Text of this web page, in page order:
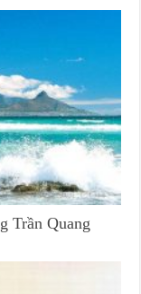
Trần Quang